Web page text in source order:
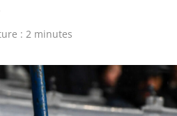
: 2 minutes